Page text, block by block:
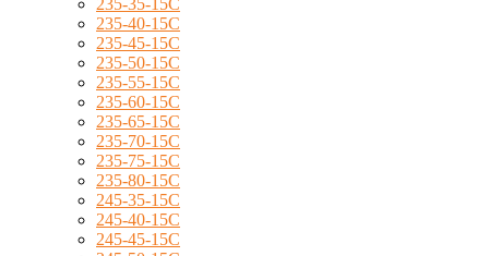
235-35-15C
235-40-15C
235-45-15C
235-50-15C
235-55-15C
235-60-15C
235-65-15C
235-70-15C
235-75-15C
235-80-15C
245-35-15C
245-40-15C
245-45-15C